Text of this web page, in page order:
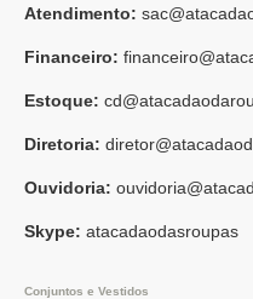
Atendimento:
Financeiro:
Estoque:
Diretoria:
Ouvidoria:
Skype: atacadaodasroupas
Conjuntos e Vestidos